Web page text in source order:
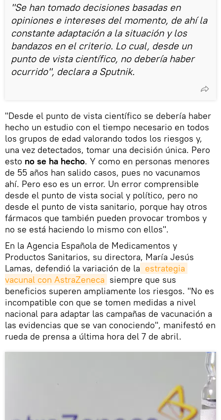
"Se han tomado decisiones basadas en
opiniones e intereses del momento, de ahí la
constante adaptación a la situación y los
bandazos en el criterio. Lo cual, desde un
punto de vista científico, no debería haber
ocurrido", declara a Sputnik.
"Desde el punto de vista científico se debería haber
hecho un estudio con el tiempo necesario en todos
los grupos de edad valorando todos los riesgos y,
una vez detectados, tomar una decisión única. Pero
esto no se ha hecho. Y como en personas menores
de 55 años han salido casos, pues no vacunamos
ahí. Pero eso es un error. Un error comprensible
desde el punto de vista social y político, pero no
desde el punto de vista sanitario, porque hay otros
fármacos que también pueden provocar trombos y
no se está haciendo lo mismo con ellos".
En la Agencia Española de Medicamentos y
Productos Sanitarios, su directora, María Jesús
Lamas, defendió la variación de la estrategia
vacunal con AstraZeneca siempre que sus
beneficios superen ampliamente los riesgos. "No es
incompatible con que se tomen medidas a nivel
nacional para adaptar las campañas de vacunación a
las evidencias que se van conociendo", manifestó en
rueda de prensa a última hora del 7 de abril.